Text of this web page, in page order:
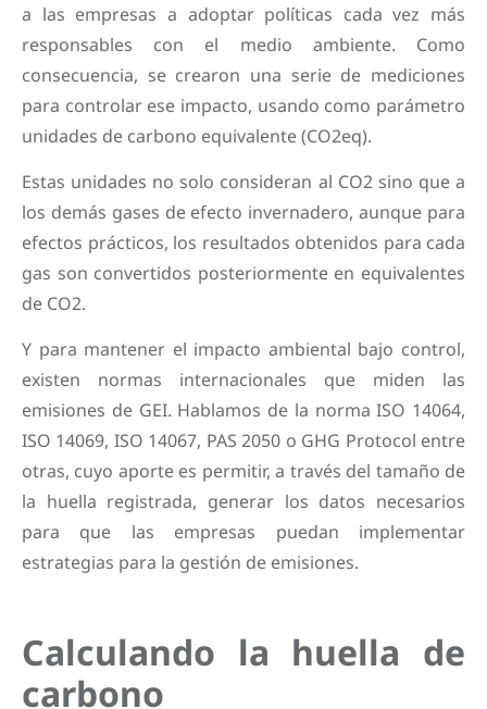
a las empresas a adoptar políticas cada vez más
responsables con el medio ambiente. Como
consecuencia, se crearon una serie de mediciones
para controlar ese impacto, usando como parámetro
unidades de carbono equivalente (CO2eq).
Estas unidades no solo consideran al CO2 sino que a
los demás gases de efecto invernadero, aunque para
efectos prácticos, los resultados obtenidos para cada
gas son convertidos posteriormente en equivalentes
de CO2.
Y para mantener el impacto ambiental bajo control,
existen normas internacionales que miden las
emisiones de GEI. Hablamos de la norma ISO 14064,
ISO 14069, ISO 14067, PAS 2050 o GHG Protocol entre
otras, cuyo aporte es permitir, a través del tamaño de
la huella registrada, generar los datos necesarios
para que las empresas puedan implementar
estrategias para la gestión de emisiones.
Calculando la huella de
carbono